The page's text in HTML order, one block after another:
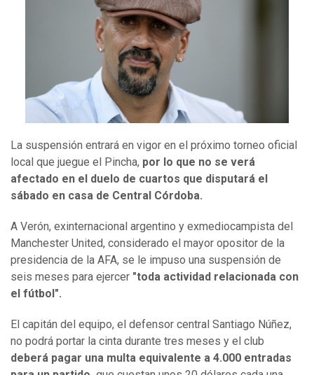
La suspensión entrará en vigor en el próximo torneo oficial
local que juegue el Pincha, por lo que no se verá
afectado en el duelo de cuartos que disputará el
sábado en casa de Central Córdoba.
A Verón, exinternacional argentino y exmediocampista del
Manchester United, considerado el mayor opositor de la
presidencia de la AFA, se le impuso una suspensión de
seis meses para ejercer "toda actividad relacionada con
el fútbol".
El capitán del equipo, el defensor central Santiago Núñez,
no podrá portar la cinta durante tres meses y el club
deberá pagar una multa equivalente a 4.000 entradas